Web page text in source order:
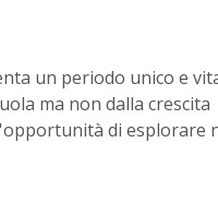
un periodo unico e
ma non dalla crescita
di esplorare